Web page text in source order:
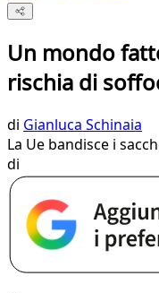
Un mondo
rischia di
di Gianluca Schinaia
La Ue bandisce i
di